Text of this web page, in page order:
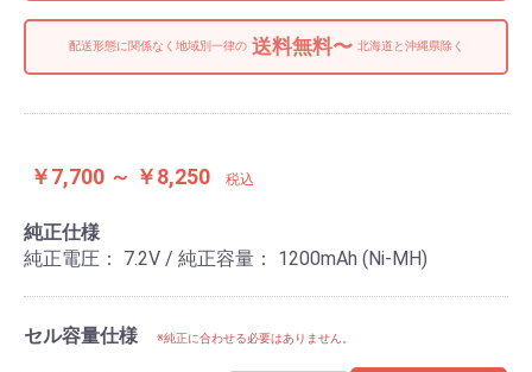
配送形態に関係なく地域別一律の送料無料〜 北海道と沖縄県除く
￥7,700 ～ ￥8,250 税込
純正仕様
純正電圧： 7.2V / 純正容量： 1200mAh (Ni-MH)
セル容量仕様 ※純正に合わせる必要はありません。